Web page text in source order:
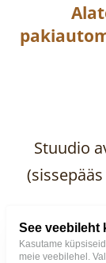
Stuudio
See veebileht
Kasutame
meie veebilehel.